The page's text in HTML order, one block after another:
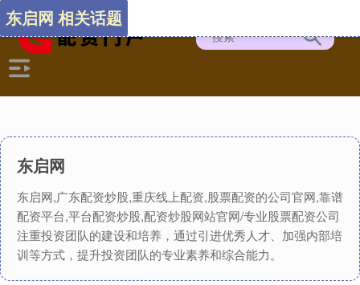
东启网
东启网,广东配资炒股,重庆线上配资,股票配资的公司官网,靠谱
配资平台,平台配资炒股,配资炒股网站官网/专业股票配资公司
注重投资团队的建设和培养，通过引进优秀人才、加强内部培
训等方式，提升投资团队的专业素养和综合能力。
东启网 相关话题